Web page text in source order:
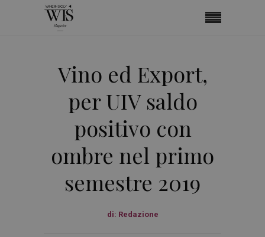
Vino ed Export,
per UIV saldo
positivo con
ombre nel primo
semestre 2019
di: Redazione